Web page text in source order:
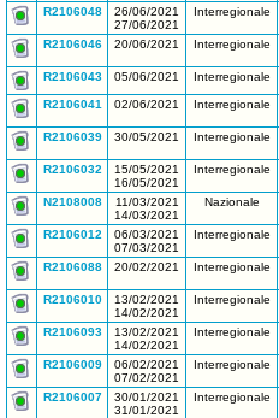
R2106048
26/06/2021
27/06/2021
Interregionale
R2106046 20/06/2021 Interregionale
R2106043
05/06/2021 Interregionale
R2106041 02/06/2021 Interregionale
R2106039
30/05/2021 Interregionale
R2106032
15/05/2021
16/05/2021
Interregionale
N2108008
11/03/2021
14/03/2021
Nazionale
R2106012
06/03/2021
07/03/2021
Interregionale
R2106088
20/02/2021 Interregionale
R2106010
13/02/2021
14/02/2021
Interregionale
R2106093
13/02/2021
14/02/2021
Interregionale
R2106009
06/02/2021
07/02/2021
Interregionale
R2106007
30/01/2021
31/01/2021
Interregionale